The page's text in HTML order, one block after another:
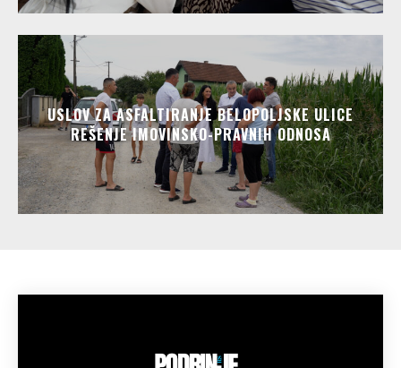
USLOV ZA ASFALTIRANJE BELOPOLJSKE ULICE
REŠENJE IMOVINSKO-PRAVNIH ODNOSA